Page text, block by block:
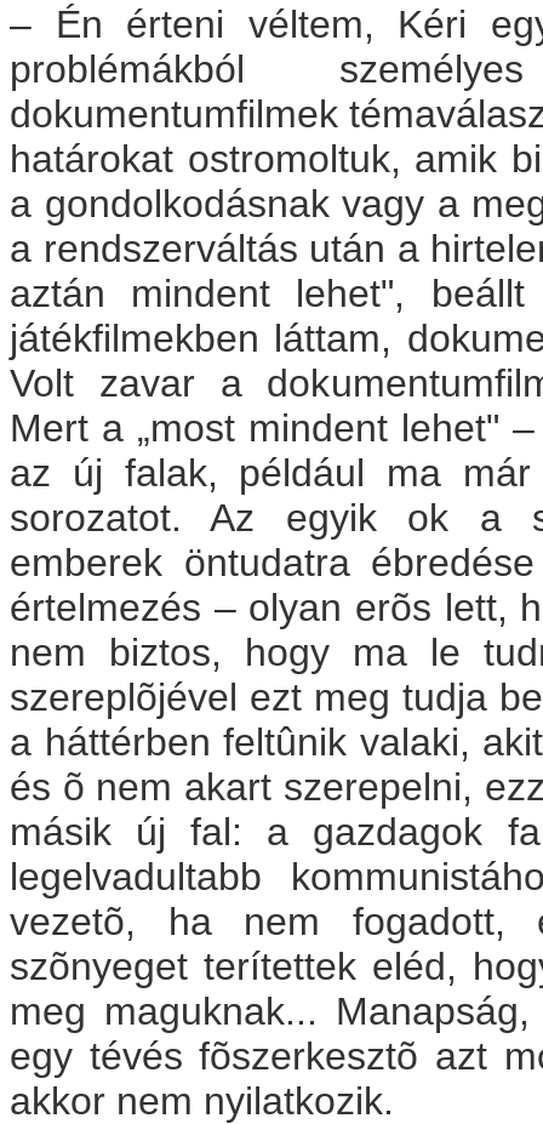
– Én érteni véltem, Kéri
problémákból
dokumentumfilmek
határokat ostromoltuk, amik
a gondolkodásnak vagy a
a rendszerváltás után a
aztán mindent lehet",
játékfilmekben láttam,
Volt zavar a
Mert a „most mindent lehet"
az új falak, például ma
sorozatot. Az egyik ok a
emberek öntudatra
értelmezés – olyan erõs lett,
nem biztos, hogy ma le
szereplõjével ezt meg tudja
a háttérben feltûnik valaki,
és õ nem akart szerepelni,
másik új fal: a gazdagok
legelvadultabb
vezetõ, ha nem fogadott,
szõnyeget terítettek eléd,
meg maguknak...
egy tévés fõszerkesztõ azt
akkor nem nyilatkozik.